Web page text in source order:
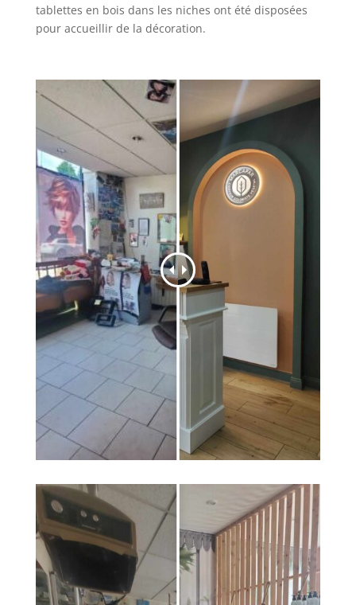
tablettes en bois dans les niches ont été disposées
pour accueillir de la décoration.